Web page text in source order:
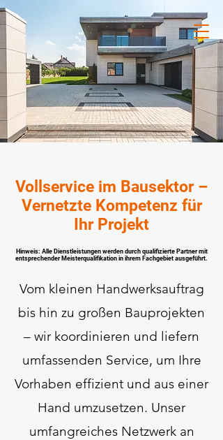
Vollservice im Bausektor –
Vernetzte Kompetenz für
Ihr Projekt
Hinweis: Alle Dienstleistungen werden durch qualifizierte Partner mit
entsprechender Meisterqualifikation in ihrem Fachgebiet ausgeführt.
Vom kleinen Handwerksauftrag
bis hin zu großen Bauprojekten
– wir koordinieren und liefern
umfassenden Service, um Ihre
Vorhaben effizient und aus einer
Hand umzusetzen. Unser
umfangreiches Netzwerk an